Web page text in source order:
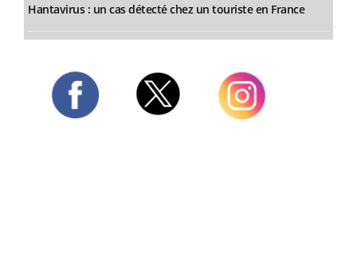
Hantavirus : un cas détecté chez un touriste en France